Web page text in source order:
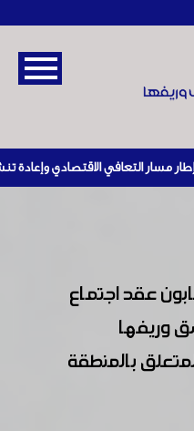
عقد اجتماع
وريفها
بالمنطقة